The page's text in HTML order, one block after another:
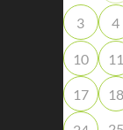
3 4
10 11
17 18